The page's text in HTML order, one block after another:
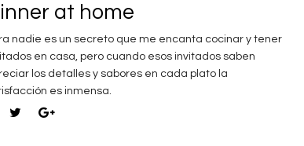
at home
nadie es un secreto que me encanta cocinar y tener
en casa, pero cuando esos invitados saben
los detalles y sabores en cada plato la
es inmensa.